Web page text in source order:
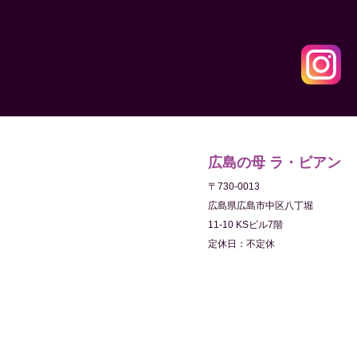
広島の母 ラ・ビアン
〒730-0013
広島県広島市中区八丁堀
11-10 KSビル7階
定休日：不定休